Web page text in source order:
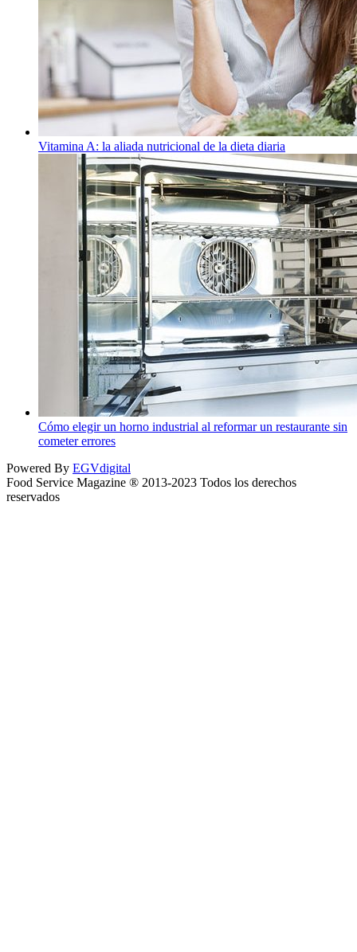
Vitamina A: la aliada nutricional de la dieta diaria
Cómo elegir un horno industrial al reformar un restaurante sin
cometer errores
Powered By EGVdigital
Food Service Magazine ® 2013-2023 Todos los derechos
reservados